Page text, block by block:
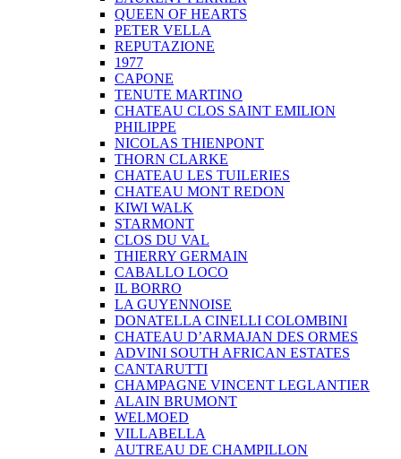
QUEEN OF HEARTS
PETER VELLA
REPUTAZIONE
1977
CAPONE
TENUTE MARTINO
CHATEAU CLOS SAINT EMILION
PHILIPPE
NICOLAS THIENPONT
THORN CLARKE
CHATEAU LES TUILERIES
CHATEAU MONT REDON
KIWI WALK
STARMONT
CLOS DU VAL
THIERRY GERMAIN
CABALLO LOCO
IL BORRO
LA GUYENNOISE
DONATELLA CINELLI COLOMBINI
CHATEAU D’ARMAJAN DES ORMES
ADVINI SOUTH AFRICAN ESTATES
CANTARUTTI
CHAMPAGNE VINCENT LEGLANTIER
ALAIN BRUMONT
WELMOED
VILLABELLA
AUTREAU DE CHAMPILLON